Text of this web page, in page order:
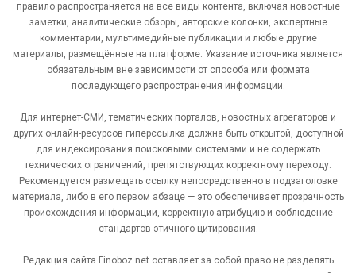
правило распространяется на все виды контента, включая новостные
заметки, аналитические обзоры, авторские колонки, экспертные
комментарии, мультимедийные публикации и любые другие
материалы, размещённые на платформе. Указание источника является
обязательным вне зависимости от способа или формата
последующего распространения информации.
Для интернет-СМИ, тематических порталов, новостных агрегаторов и
других онлайн-ресурсов гиперссылка должна быть открытой, доступной
для индексирования поисковыми системами и не содержать
технических ограничений, препятствующих корректному переходу.
Рекомендуется размещать ссылку непосредственно в подзаголовке
материала, либо в его первом абзаце — это обеспечивает прозрачность
происхождения информации, корректную атрибуцию и соблюдение
стандартов этичного цитирования.
Редакция сайта Finoboz.net оставляет за собой право не разделять